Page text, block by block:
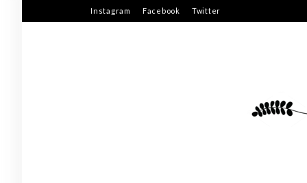
to
Instagram Facebook Twitter